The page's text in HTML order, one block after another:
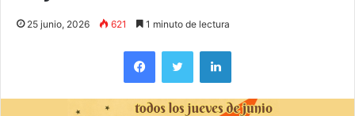
25 junio, 2026 621 1 minuto de lectura